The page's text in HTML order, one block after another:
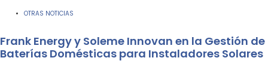
OTRAS NOTICIAS
Frank Energy y Soleme Innovan en la Gestión de
Baterías Domésticas para Instaladores Solares